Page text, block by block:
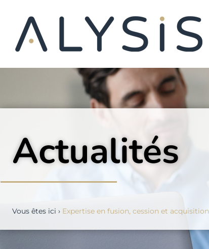
Actualités
Vous êtes ici › Expertise en fusion, cession et acquisition